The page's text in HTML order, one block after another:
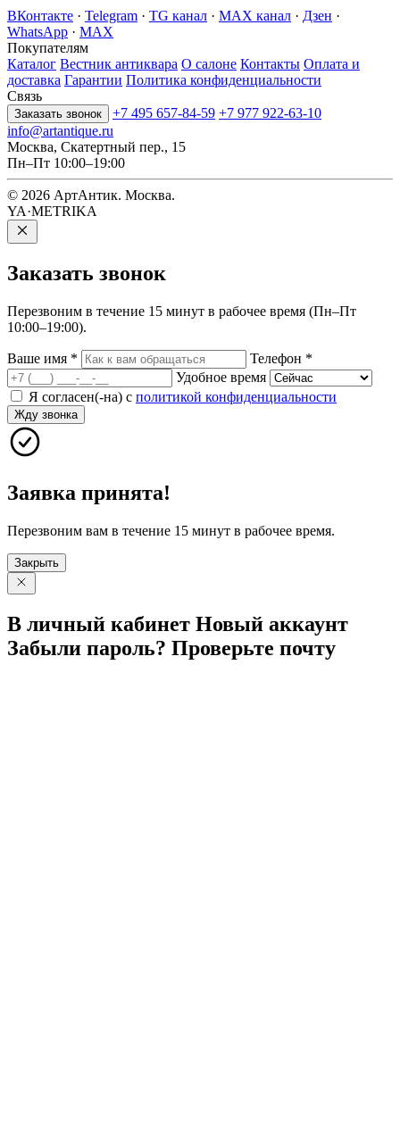
ВКонтакте · Telegram · TG канал · MAX канал · Дзен ·
WhatsApp · MAX
Покупателям
Каталог Вестник антиквара О салоне Контакты Оплата и
доставка Гарантии Политика конфиденциальности
Связь
Заказать звонок +7 495 657-84-59 +7 977 922-63-10
info@artantique.ru
Москва, Скатертный пер., 15
Пн–Пт 10:00–19:00
© 2026 АртАнтик. Москва.
YA·METRIKA
Заказать звонок
Перезвоним в течение 15 минут в рабочее время (Пн–Пт
10:00–19:00).
Ваше имя * Телефон *
Удобное время
Я согласен(-на) с политикой конфиденциальности
Жду звонка
Заявка принята!
Перезвоним вам в течение 15 минут в рабочее время.
Закрыть
В личный кабинет Новый аккаунт
Забыли пароль? Проверьте почту